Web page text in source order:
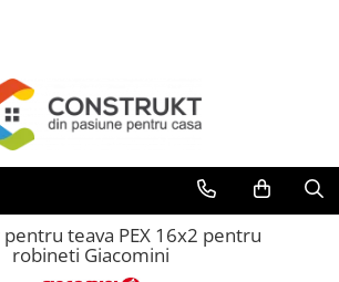
si sobe
solid
gazos/lichid
teava PEX 16x2 pentru
robineti Giacomini